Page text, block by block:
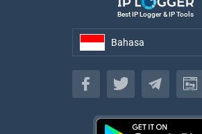
Best IP Logger & IP Tools
Bahasa
Bahasa